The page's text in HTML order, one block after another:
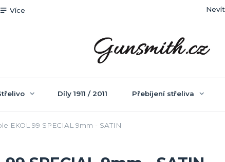
Více
Díly 1911 / 2011 Přebíjení střeliva
EKOL 99 SPECIAL 9mm - SATIN